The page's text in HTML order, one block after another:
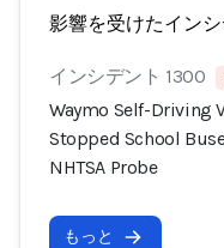
影響を受けたインシ
インシデント 1300
Waymo Self-Driving
Stopped School
NHTSA Probe
もっと